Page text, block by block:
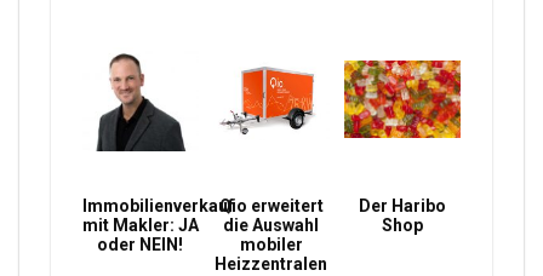
Immobilienverkauf
mit Makler: JA
oder NEIN!
Qio erweitert
die Auswahl
mobiler
Heizzentralen
Der Haribo
Shop